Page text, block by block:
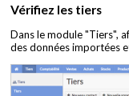
Vérifiez les tiers
Dans le module "Tiers",
des données importées